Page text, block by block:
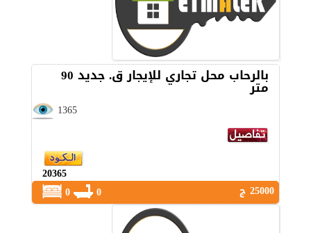
بالرحاب محل تجاري للإيجار ق. جديد 90
متر
1365
20365
25000 ج
0